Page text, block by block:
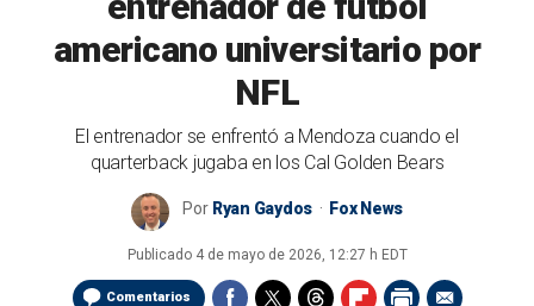
americano universitario por
NFL
El entrenador se enfrentó a Mendoza cuando el
quarterback jugaba en los Cal Golden Bears
Por Ryan Gaydos Fox News
Publicado 4 de mayo de 2026, 12:27 h EDT
Comentarios